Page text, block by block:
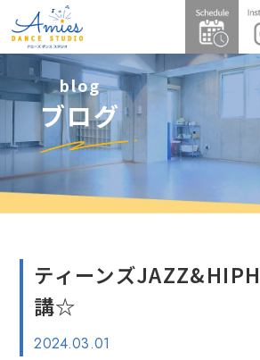
blog
ブログ
ティーンズ
講☆
2024.03.01